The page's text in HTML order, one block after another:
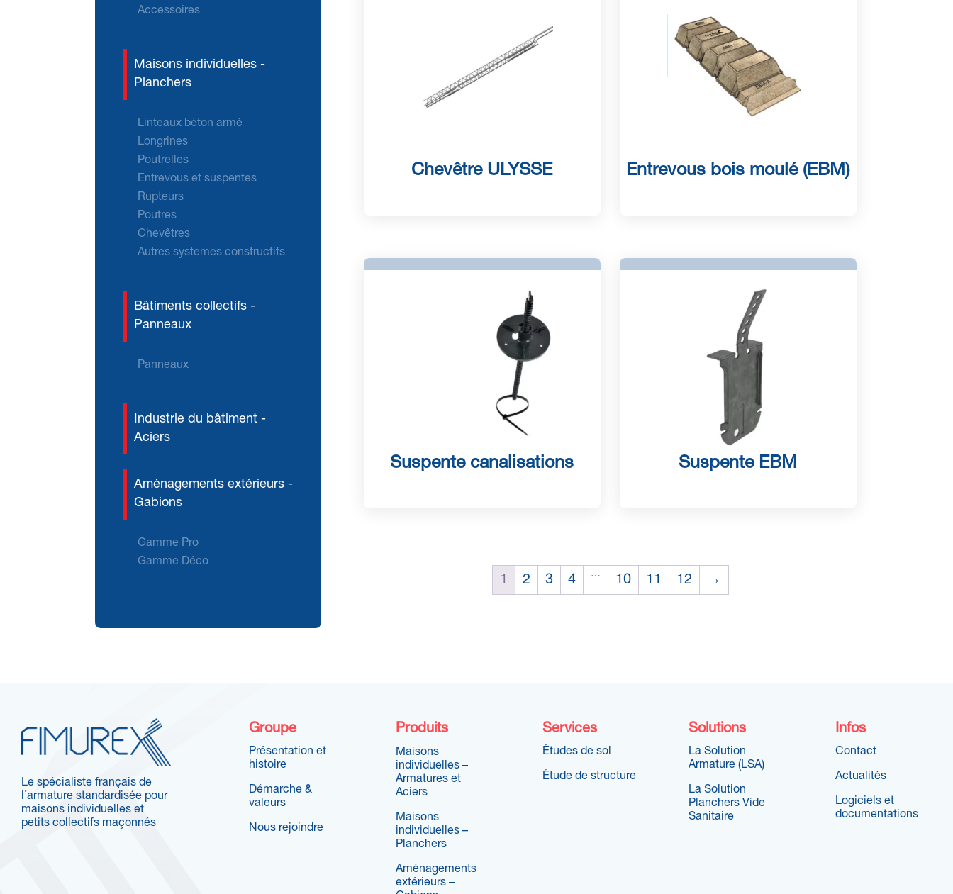
Accessoires
Maisons individuelles -
Planchers
Linteaux béton armé
Longrines
Poutrelles
Entrevous et suspentes
Rupteurs
Poutres
Chevêtres
Autres systemes constructifs
Bâtiments collectifs -
Panneaux
Panneaux
Industrie du bâtiment -
Aciers
Aménagements extérieurs -
Gabions
Gamme Pro
Gamme Déco
Chevêtre ULYSSE Entrevous bois moulé (EBM)
Suspente canalisations Suspente EBM
1 2 3 4 … 10 11 12 →
Le spécialiste français de
l’armature standardisée pour
maisons individuelles et
petits collectifs maçonnés
Groupe
Présentation et
histoire
Démarche &
valeurs
Nous rejoindre
Produits
Maisons
individuelles –
Armatures et
Aciers
Maisons
individuelles –
Planchers
Aménagements
extérieurs –
Services
Études de sol
Étude de structure
Solutions
La Solution
Armature (LSA)
La Solution
Planchers Vide
Sanitaire
Infos
Contact
Actualités
Logiciels et
documentations